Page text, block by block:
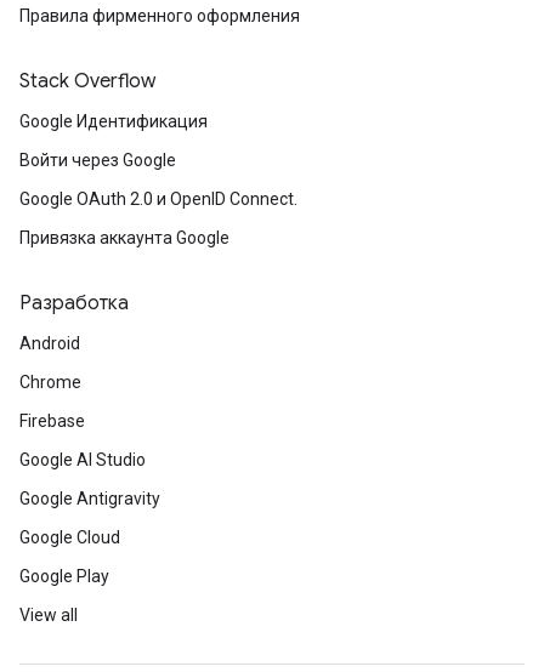
Правила фирменного оформления
Stack Overflow
Google Идентификация
Войти через Google
Google OAuth 2.0 и OpenID Connect.
Привязка аккаунта Google
Разработка
Android
Chrome
Firebase
Google AI Studio
Google Antigravity
Google Cloud
Google Play
View all